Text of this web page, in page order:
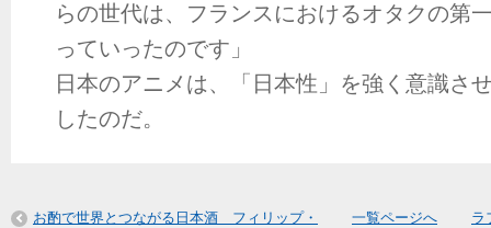
らの世代は、フランスにおけるオタクの第
っていったのです」
日本のアニメは、「日本性」を強く意識さ
したのだ。
お酌で世界とつながる日本酒 フィリップ・ 一覧ページへ ラ